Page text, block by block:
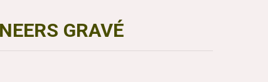
GRAVÉ